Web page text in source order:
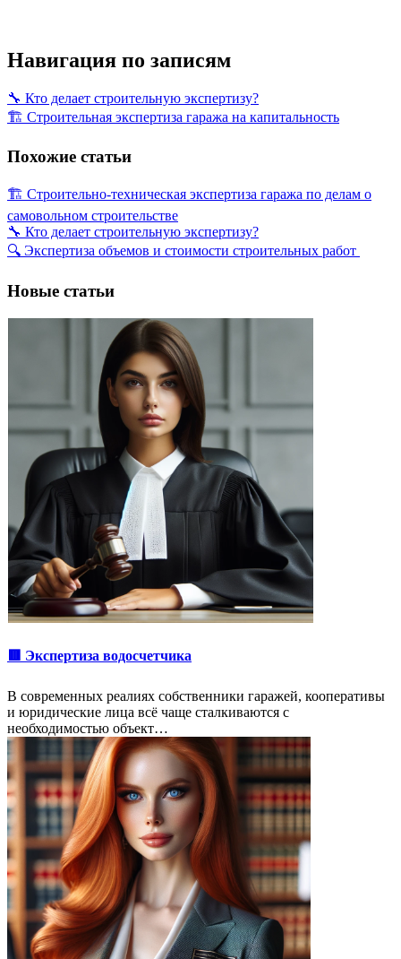
Навигация по записям
🔧 Кто делает строительную экспертизу?
🏗️ Строительная экспертиза гаража на капитальность
Похожие статьи
🏗️ Строительно-техническая экспертиза гаража по делам о
самовольном строительстве
🔧 Кто делает строительную экспертизу?
🔍 Экспертиза объемов и стоимости строительных работ
Новые статьи
🟥 Экспертиза водосчетчика
В современных реалиях собственники гаражей, кооперативы
и юридические лица всё чаще сталкиваются с
необходимостью объект…